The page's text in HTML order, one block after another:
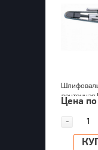
ленточная
KPT-520
Цена
-